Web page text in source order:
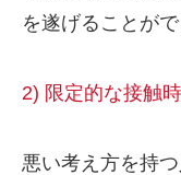
を遂げることがで
2) 限定的な接触
悪い考え方を持